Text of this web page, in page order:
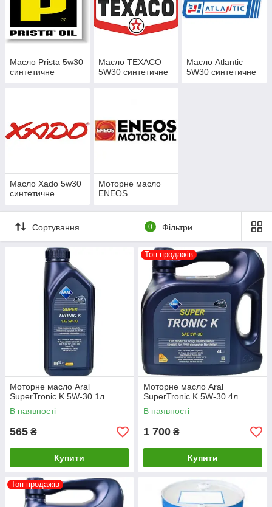
Масло Prista 5w30
синтетичне
Масло TEXACO
5W30 синтетичне
Масло Atlantic
5W30 синтетичне
Масло Хado 5w30
синтетичне
Моторне масло
ENEOS
Сортування 0 Фільтри
Моторне масло Aral
SuperTronic K 5W-30 1л
В наявності
565 ₴
Купити
Топ продажів
Моторне масло Aral
SuperTronic K 5W-30 4л
В наявності
1 700 ₴
Купити
Топ продажів